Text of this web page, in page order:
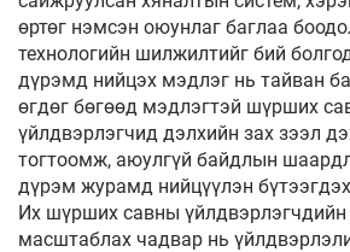
өртөг нэмсэн оюунлаг баглаа
технологийн шилжилтийг бий
дүрэмд нийцэх мэдлэг нь тайван
өгдөг бөгөөд мэдлэгтэй шүрших
үйлдвэрлэгчид дэлхийн зах зээл
тогтоомж, аюулгүй байдлын
дүрэм журамд нийцүүлэн
Их шүрших савны үйлдвэрлэгчдийн
масштаблах чадвар нь